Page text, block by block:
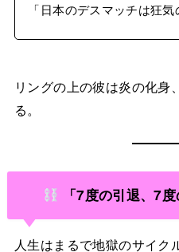
「日本のデスマッチは狂気
リングの上の彼は炎の化身
る。
「7度の引退、7
人生はまるで地獄のサイクル